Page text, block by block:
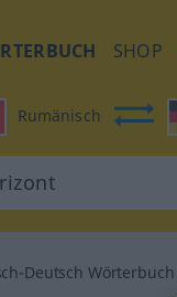
SHOP
Rumänisch
Deutsch Wörterbuch